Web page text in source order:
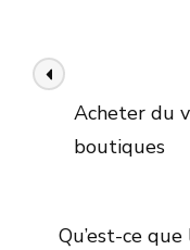
Navigation
des
articles
Acheter du
boutiques
Qu’est-ce